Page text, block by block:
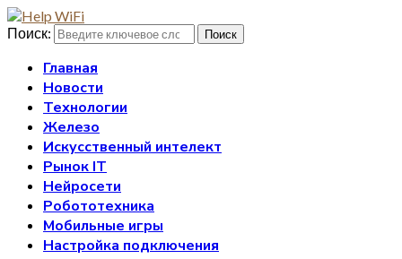
Поиск: Поиск
Главная
Новости
Технологии
Железо
Искусственный интелект
Рынок IT
Нейросети
Робототехника
Мобильные игры
Настройка подключения